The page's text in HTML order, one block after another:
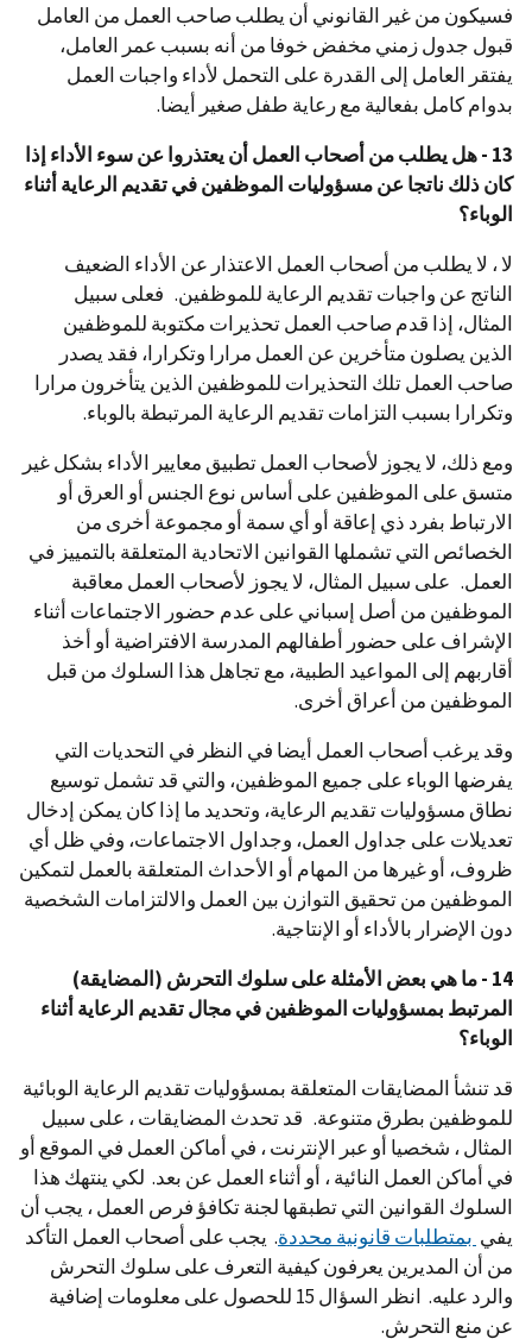
فسيكون من غير القانوني أن يطلب صاحب العمل من العامل
قبول جدول زمني مخفض خوفا من أنه بسبب عمر العامل،
يفتقر العامل إلى القدرة على التحمل لأداء واجبات العمل
بدوام كامل بفعالية مع رعاية طفل صغير أيضا.
13 - هل يطلب من أصحاب العمل أن يعتذروا عن سوء الأداء إذا
كان ذلك ناتجا عن مسؤوليات الموظفين في تقديم الرعاية أثناء
الوباء؟
لا ، لا يطلب من أصحاب العمل الاعتذار عن الأداء الضعيف
الناتج عن واجبات تقديم الرعاية للموظفين. فعلى سبيل
المثال، إذا قدم صاحب العمل تحذيرات مكتوبة للموظفين
الذين يصلون متأخرين عن العمل مرارا وتكرارا، فقد يصدر
صاحب العمل تلك التحذيرات للموظفين الذين يتأخرون مرارا
وتكرارا بسبب التزامات تقديم الرعاية المرتبطة بالوباء.
ومع ذلك، لا يجوز لأصحاب العمل تطبيق معايير الأداء بشكل غير
متسق على الموظفين على أساس نوع الجنس أو العرق أو
الارتباط بفرد ذي إعاقة أو أي سمة أو مجموعة أخرى من
الخصائص التي تشملها القوانين الاتحادية المتعلقة بالتمييز في
العمل. على سبيل المثال، لا يجوز لأصحاب العمل معاقبة
الموظفين من أصل إسباني على عدم حضور الاجتماعات أثناء
الإشراف على حضور أطفالهم المدرسة الافتراضية أو أخذ
أقاربهم إلى المواعيد الطبية، مع تجاهل هذا السلوك من قبل
الموظفين من أعراق أخرى.
وقد يرغب أصحاب العمل أيضا في النظر في التحديات التي
يفرضها الوباء على جميع الموظفين، والتي قد تشمل توسيع
نطاق مسؤوليات تقديم الرعاية، وتحديد ما إذا كان يمكن إدخال
تعديلات على جداول العمل، وجداول الاجتماعات، وفي ظل أي
ظروف، أو غيرها من المهام أو الأحداث المتعلقة بالعمل لتمكين
الموظفين من تحقيق التوازن بين العمل والالتزامات الشخصية
دون الإضرار بالأداء أو الإنتاجية.
14 - ما هي بعض الأمثلة على سلوك التحرش (المضايقة)
المرتبط بمسؤوليات الموظفين في مجال تقديم الرعاية أثناء
الوباء؟
قد تنشأ المضايقات المتعلقة بمسؤوليات تقديم الرعاية الوبائية
للموظفين بطرق متنوعة. قد تحدث المضايقات ، على سبيل
المثال ، شخصيا أو عبر الإنترنت ، في أماكن العمل في الموقع أو
في أماكن العمل النائية ، أو أثناء العمل عن بعد. لكي ينتهك هذا
السلوك القوانين التي تطبقها لجنة تكافؤ فرص العمل ، يجب أن
يفي بمتطلبات قانونية محددة. يجب على أصحاب العمل التأكد
من أن المديرين يعرفون كيفية التعرف على سلوك التحرش
والرد عليه. انظر السؤال 15 للحصول على معلومات إضافية
عن منع التحرش.